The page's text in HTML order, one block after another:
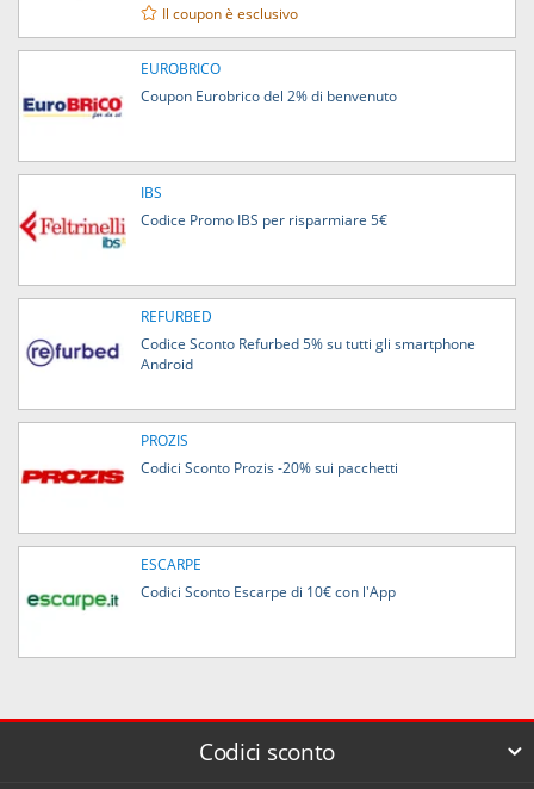
Il coupon è esclusivo
EUROBRICO
Coupon Eurobrico del 2% di benvenuto
IBS
Codice Promo IBS per risparmiare 5€
REFURBED
Codice Sconto Refurbed 5% su tutti gli smartphone
Android
PROZIS
Codici Sconto Prozis -20% sui pacchetti
ESCARPE
Codici Sconto Escarpe di 10€ con l'App
Codici sconto